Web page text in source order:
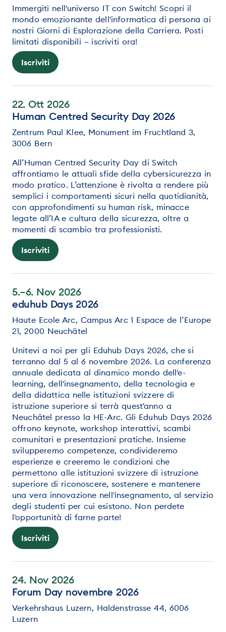
Immergiti nell'universo IT con Switch! Scopri il
mondo emozionante dell'informatica di persona ai
nostri Giorni di Esplorazione della Carriera. Posti
limitati disponibili – iscriviti ora!
Iscriviti
22. Ott 2026
Human Centred Security Day 2026
Zentrum Paul Klee, Monument im Fruchtland 3,
3006 Bern
All’Human Centred Security Day di Switch
affrontiamo le attuali sfide della cybersicurezza in
modo pratico. L’attenzione è rivolta a rendere più
semplici i comportamenti sicuri nella quotidianità,
con approfondimenti su human risk, minacce
legate all’IA e cultura della sicurezza, oltre a
momenti di scambio tra professionisti.
Iscriviti
5.–6. Nov 2026
eduhub Days 2026
Haute Ecole Arc, Campus Arc 1 Espace de l’Europe
21, 2000 Neuchâtel
Unitevi a noi per gli Eduhub Days 2026, che si
terranno dal 5 al 6 novembre 2026. La conferenza
annuale dedicata al dinamico mondo dell'e-
learning, dell'insegnamento, della tecnologia e
della didattica nelle istituzioni svizzere di
istruzione superiore si terrà quest'anno a
Neuchâtel presso la HE-Arc. Gli Eduhub Days 2026
offrono keynote, workshop interattivi, scambi
comunitari e presentazioni pratiche. Insieme
svilupperemo competenze, condivideremo
esperienze e creeremo le condizioni che
permettono alle istituzioni svizzere di istruzione
superiore di riconoscere, sostenere e mantenere
una vera innovazione nell'insegnamento, al servizio
degli studenti per cui esistono. Non perdete
l'opportunità di farne parte!
Iscriviti
24. Nov 2026
Forum Day novembre 2026
Verkehrshaus Luzern, Haldenstrasse 44, 6006
Luzern